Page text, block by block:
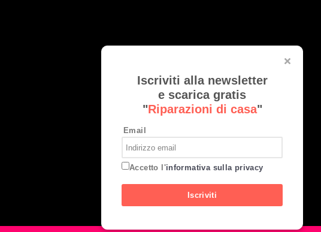
Iscriviti alla newsletter
e scarica gratis
"Riparazioni di casa"
Email
Accetto l'informativa sulla privacy
Iscriviti